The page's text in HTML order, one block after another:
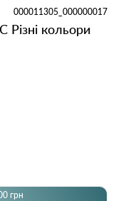
000011305_000000017
Різні кольори
грн